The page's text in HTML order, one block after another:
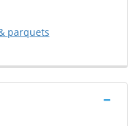
parquets